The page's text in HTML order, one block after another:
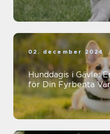
02. december 2024
Hunddagis i Gävle:
för Din Fyrbenta